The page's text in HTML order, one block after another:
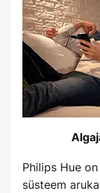
Philips Hue
süsteem